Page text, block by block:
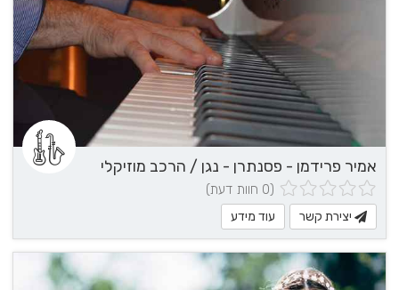
אמיר פרידמן - פסנתרן - נגן / הרכב מוזיקלי
(0 חוות דעת)
יצירת קשר עוד מידע